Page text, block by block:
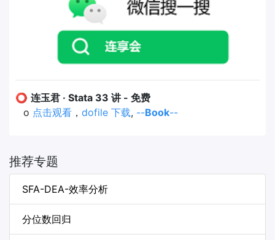
⭕ 连玉君 · Stata 33 讲 - 免费
o 点击观看 ， dofile 下载, --Book--
推荐专题
SFA-DEA-效率分析
分位数回归